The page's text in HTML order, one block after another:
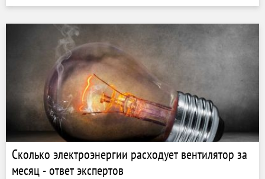
Сколько электроэнергии расходует вентилятор за
месяц - ответ экспертов